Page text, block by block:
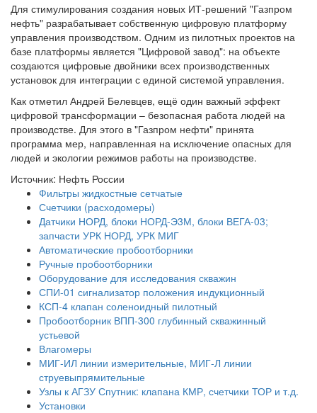
Для стимулирования создания новых ИТ-решений "Газпром
нефть" разрабатывает собственную цифровую платформу
управления производством. Одним из пилотных проектов на
базе платформы является "Цифровой завод": на объекте
создаются цифровые двойники всех производственных
установок для интеграции с единой системой управления.
Как отметил Андрей Белевцев, ещё один важный эффект
цифровой трансформации – безопасная работа людей на
производстве. Для этого в "Газпром нефти" принята
программа мер, направленная на исключение опасных для
людей и экологии режимов работы на производстве.
Источник: Нефть России
Фильтры жидкостные сетчатые
Счетчики (расходомеры)
Датчики НОРД, блоки НОРД-Э3М, блоки ВЕГА-03;
запчасти УРК НОРД, УРК МИГ
Автоматические пробоотборники
Ручные пробоотборники
Оборудование для исследования скважин
СПИ-01 сигнализатор положения индукционный
КСП-4 клапан соленоидный пилотный
Пробоотборник ВПП-300 глубинный скважинный
устьевой
Влагомеры
МИГ-ИЛ линии измерительные, МИГ-Л линии
струевыпрямительные
Узлы к АГЗУ Спутник: клапана КМР, счетчики ТОР и т.д.
Установки